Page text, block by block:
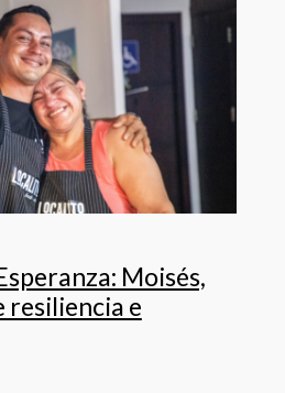
Moisés,
resiliencia e